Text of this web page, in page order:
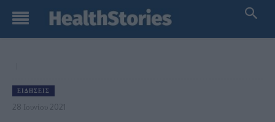
ΕΙΔΉΣΕΙΣ
28 Ιουνίου 2021